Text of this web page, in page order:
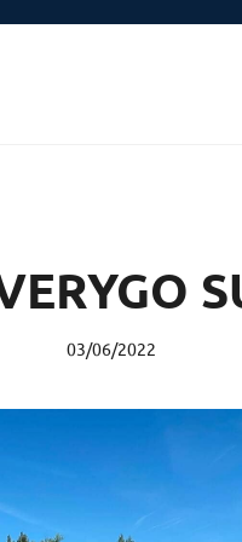
03/06/2022